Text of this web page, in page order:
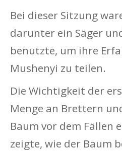
Bei dieser Sitzung
darunter ein Säger
benutzte, um ihre
Mushenyi zu teilen.
Die Wichtigkeit der
Menge an Brettern
Baum vor dem Fällen
zeigte, wie der Baum